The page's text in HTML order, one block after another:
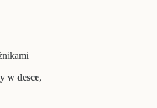
w desce,